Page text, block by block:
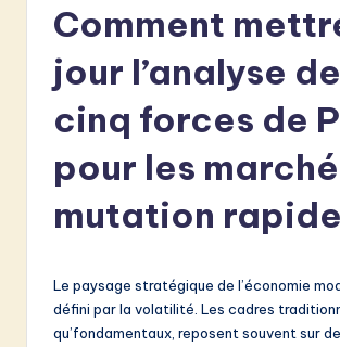
A
F
Comment
jour l’analyse
cinq forces de
pour les
mutation rapide
Le paysage stratégique de l’économie
défini par la volatilité. Les cadres
qu’fondamentaux, reposent souvent sur